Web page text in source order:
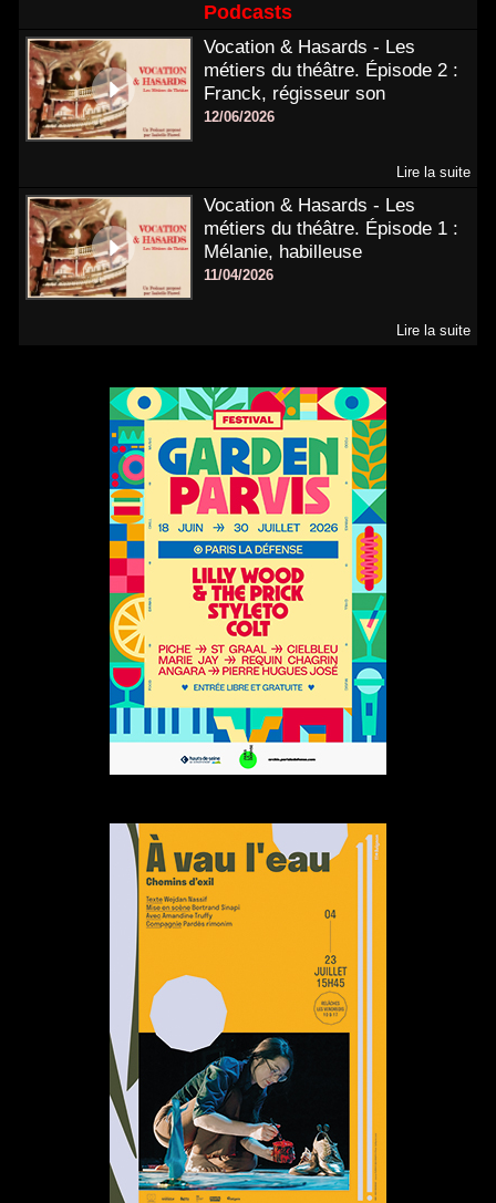
Podcasts
Vocation & Hasards - Les
métiers du théâtre. Épisode 2 :
Franck, régisseur son
12/06/2026
Lire la suite
Vocation & Hasards - Les
métiers du théâtre. Épisode 1 :
Mélanie, habilleuse
11/04/2026
Lire la suite